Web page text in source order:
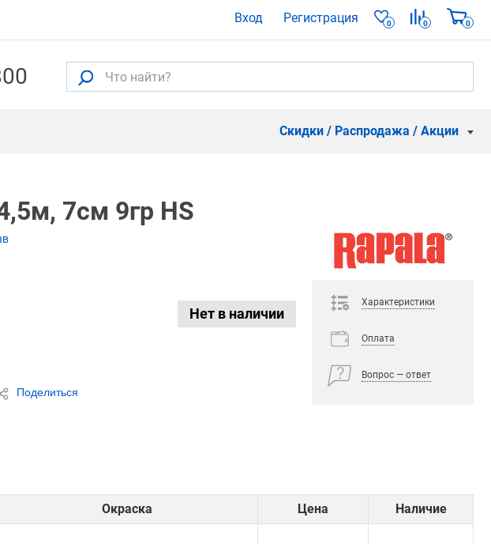
Вход Регистрация 0 0 0
Скидки / Распродажа / Акции
7см 9гр HS
Нет в наличии
Поделиться
Характеристики
Оплата
Вопрос — ответ
Окраска Цена Наличие